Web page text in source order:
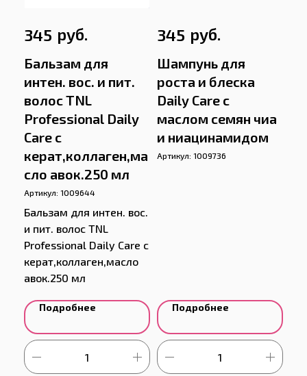
345 руб.
Бальзам для
интен. вос. и пит.
волос TNL
Professional Daily
Care с
керат,коллаген,ма
сло авок.250 мл
Артикул: 1009644
Бальзам для интен. вос.
и пит. волос TNL
Professional Daily Care с
керат,коллаген,масло
авок.250 мл
Подробнее
345 руб.
Шампунь для
роста и блеска
Daily Care с
маслом семян чиа
и ниацинамидом
Артикул: 1009736
Подробнее